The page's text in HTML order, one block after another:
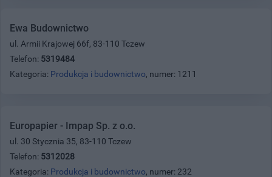
Ewa Budownictwo
ul. Armii Krajowej 66f, 83-110 Tczew
Telefon: 5319484
Kategoria: Produkcja i budownictwo, numer: 1211
Europapier - Impap Sp. z o.o.
ul. 30 Stycznia 35, 83-110 Tczew
Telefon: 5312028
Kategoria: Produkcja i budownictwo, numer: 232